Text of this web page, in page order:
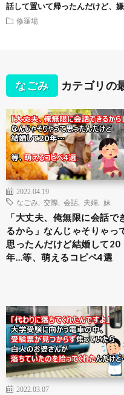
話して置いて帰ったんだけど、
修羅場
なごみ カテゴリの
2022.04.19
なごみ
交際 会話 夫婦 妹
「大丈夫、俺無限に会話で
るから」なんじゃそりゃっ
思ったんだけど結婚して20
年…等、萌えるコピペ4選
2022.03.07